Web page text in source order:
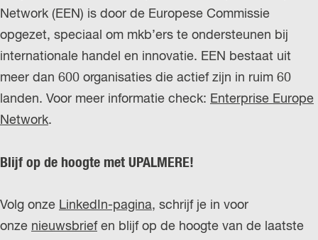
Network (EEN) is door de Europese Commissie
opgezet, speciaal om mkb’ers te ondersteunen bij
internationale handel en innovatie. EEN bestaat uit
meer dan 600 organisaties die actief zijn in ruim 60
landen. Voor meer informatie check: Enterprise Europe
Network.
Blijf op de hoogte met UPALMERE!
Volg onze LinkedIn-pagina, schrijf je in voor
onze nieuwsbriefen blijf op de hoogte van de laatste